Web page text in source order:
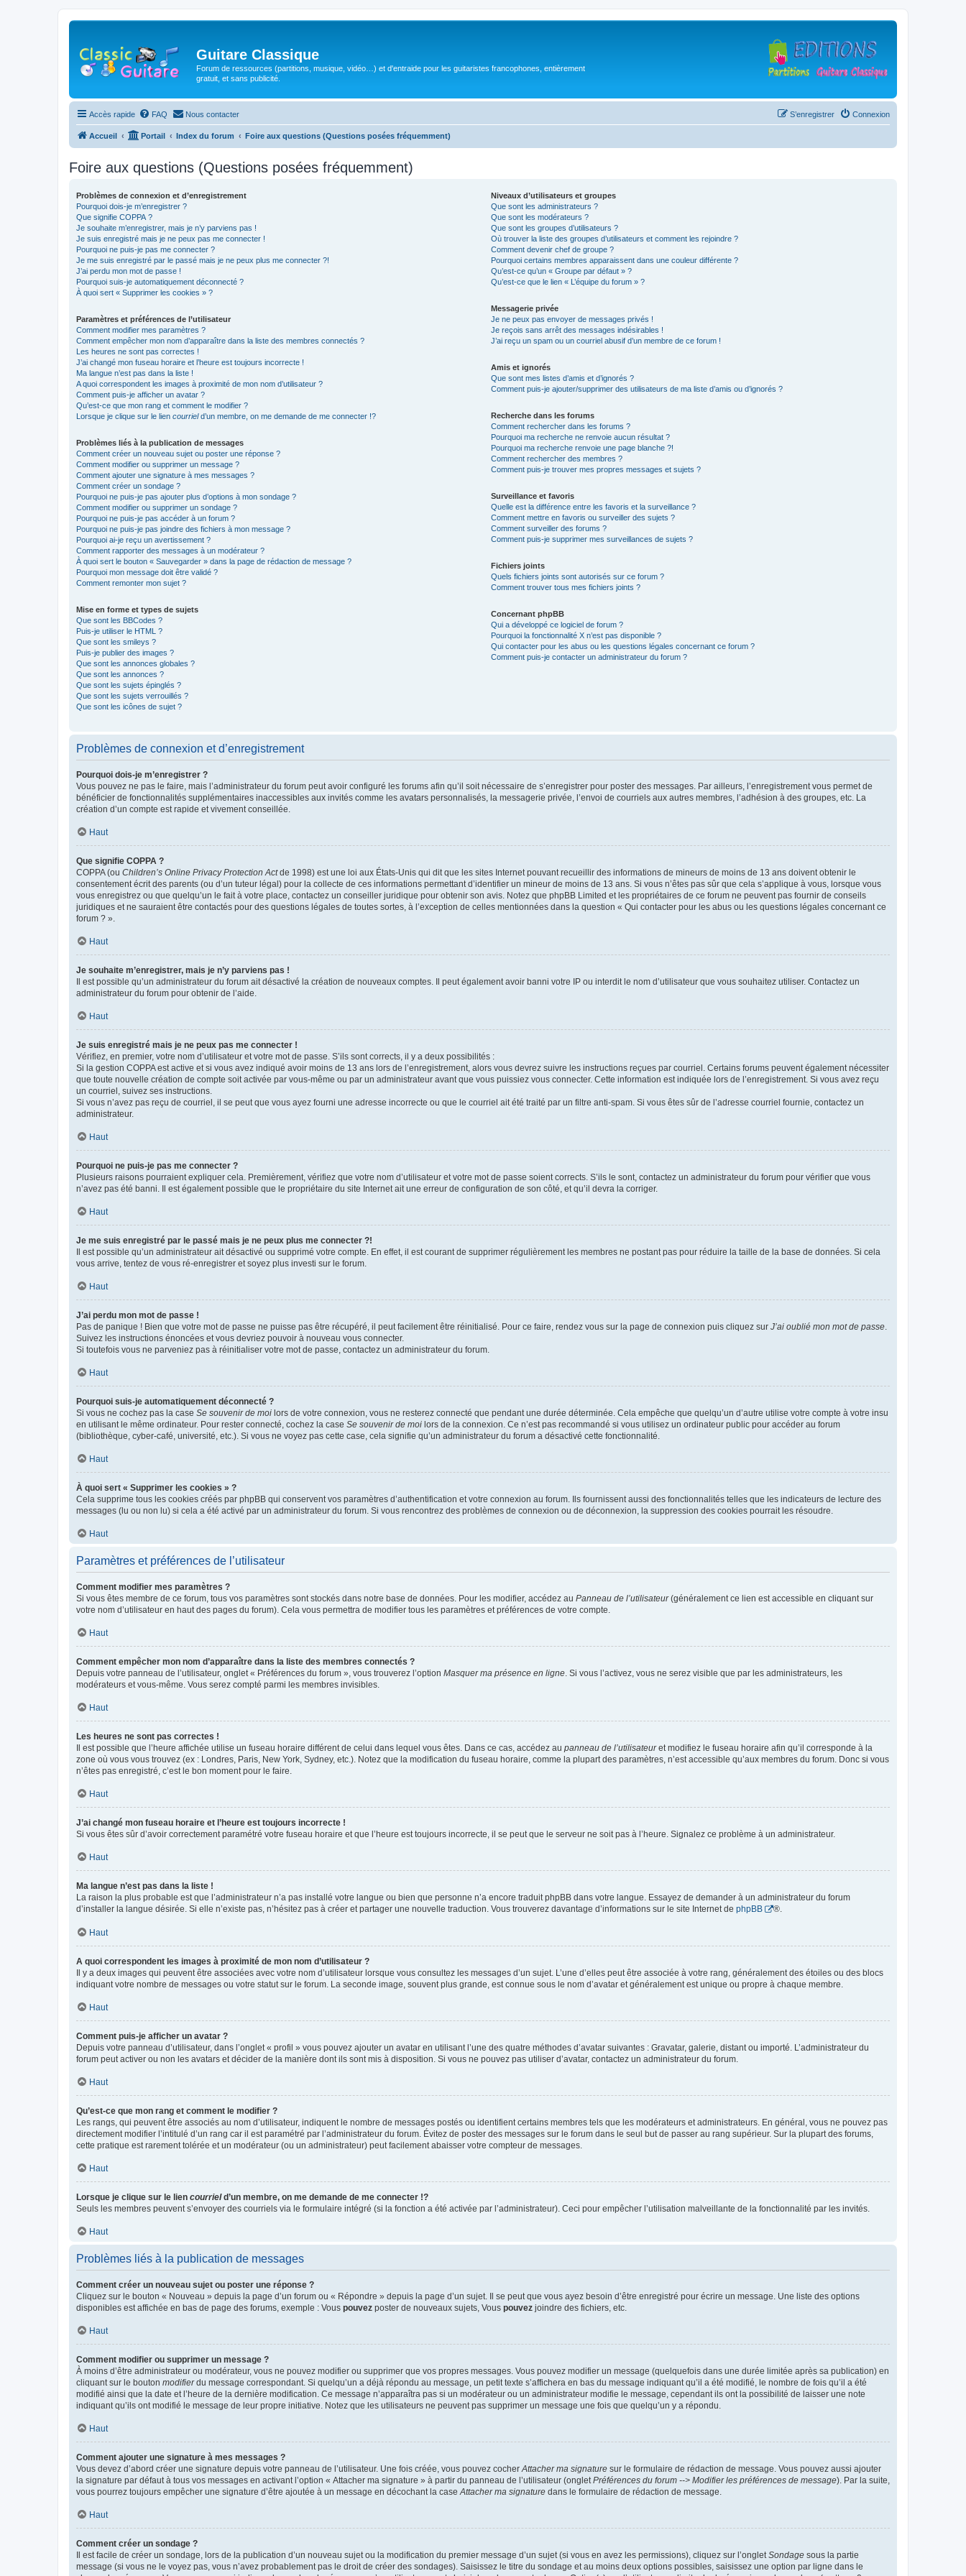
Guitare Classique
Forum de ressources (partitions, musique, vidéo…) et d'entraide pour les guitaristes francophones, entièrement
gratuit, et sans publicité.
Accès rapide FAQ Nous contacter Connexion
S’enregistrer
Accueil Portail Index du forum Foire aux questions (Questions posées fréquemment)
Foire aux questions (Questions posées fréquemment)
Problèmes de connexion et d’enregistrement
Pourquoi dois-je m’enregistrer ?
Que signifie COPPA ?
Je souhaite m’enregistrer, mais je n’y parviens pas !
Je suis enregistré mais je ne peux pas me connecter !
Pourquoi ne puis-je pas me connecter ?
Je me suis enregistré par le passé mais je ne peux plus me connecter ?!
J’ai perdu mon mot de passe !
Pourquoi suis-je automatiquement déconnecté ?
À quoi sert « Supprimer les cookies » ?
Paramètres et préférences de l’utilisateur
Comment modifier mes paramètres ?
Comment empêcher mon nom d’apparaître dans la liste des membres connectés ?
Les heures ne sont pas correctes !
J’ai changé mon fuseau horaire et l’heure est toujours incorrecte !
Ma langue n’est pas dans la liste !
A quoi correspondent les images à proximité de mon nom d’utilisateur ?
Comment puis-je afficher un avatar ?
Qu’est-ce que mon rang et comment le modifier ?
Lorsque je clique sur le lien courrield’un membre, on me demande de me connecter !?
Problèmes liés à la publication de messages
Comment créer un nouveau sujet ou poster une réponse ?
Comment modifier ou supprimer un message ?
Comment ajouter une signature à mes messages ?
Comment créer un sondage ?
Pourquoi ne puis-je pas ajouter plus d’options à mon sondage ?
Comment modifier ou supprimer un sondage ?
Pourquoi ne puis-je pas accéder à un forum ?
Pourquoi ne puis-je pas joindre des fichiers à mon message ?
Pourquoi ai-je reçu un avertissement ?
Comment rapporter des messages à un modérateur ?
À quoi sert le bouton « Sauvegarder » dans la page de rédaction de message ?
Pourquoi mon message doit être validé ?
Comment remonter mon sujet ?
Mise en forme et types de sujets
Que sont les BBCodes ?
Puis-je utiliser le HTML ?
Que sont les smileys ?
Puis-je publier des images ?
Que sont les annonces globales ?
Que sont les annonces ?
Que sont les sujets épinglés ?
Que sont les sujets verrouillés ?
Que sont les icônes de sujet ?
Niveaux d’utilisateurs et groupes
Que sont les administrateurs ?
Que sont les modérateurs ?
Que sont les groupes d’utilisateurs ?
Où trouver la liste des groupes d’utilisateurs et comment les rejoindre ?
Comment devenir chef de groupe ?
Pourquoi certains membres apparaissent dans une couleur différente ?
Qu’est-ce qu’un « Groupe par défaut » ?
Qu’est-ce que le lien « L’équipe du forum » ?
Messagerie privée
Je ne peux pas envoyer de messages privés !
Je reçois sans arrêt des messages indésirables !
J’ai reçu un spam ou un courriel abusif d’un membre de ce forum !
Amis et ignorés
Que sont mes listes d’amis et d’ignorés ?
Comment puis-je ajouter/supprimer des utilisateurs de ma liste d’amis ou d’ignorés ?
Recherche dans les forums
Comment rechercher dans les forums ?
Pourquoi ma recherche ne renvoie aucun résultat ?
Pourquoi ma recherche renvoie une page blanche ?!
Comment rechercher des membres ?
Comment puis-je trouver mes propres messages et sujets ?
Surveillance et favoris
Quelle est la différence entre les favoris et la surveillance ?
Comment mettre en favoris ou surveiller des sujets ?
Comment surveiller des forums ?
Comment puis-je supprimer mes surveillances de sujets ?
Fichiers joints
Quels fichiers joints sont autorisés sur ce forum ?
Comment trouver tous mes fichiers joints ?
Concernant phpBB
Qui a développé ce logiciel de forum ?
Pourquoi la fonctionnalité X n’est pas disponible ?
Qui contacter pour les abus ou les questions légales concernant ce forum ?
Comment puis-je contacter un administrateur du forum ?
Problèmes de connexion et d’enregistrement
Pourquoi dois-je m’enregistrer ?
Vous pouvez ne pas le faire, mais l’administrateur du forum peut avoir configuré les forums afin qu’il soit nécessaire de s’enregistrer pour poster des messages. Par ailleurs, l’enregistrement vous permet de
bénéficier de fonctionnalités supplémentaires inaccessibles aux invités comme les avatars personnalisés, la messagerie privée, l’envoi de courriels aux autres membres, l’adhésion à des groupes, etc. La
création d’un compte est rapide et vivement conseillée.
Haut
Que signifie COPPA ?
COPPA (ou Children’s Online Privacy Protection Actde 1998) est une loi aux États-Unis qui dit que les sites Internet pouvant recueillir des informations de mineurs de moins de 13 ans doivent obtenir le
consentement écrit des parents (ou d’un tuteur légal) pour la collecte de ces informations permettant d’identifier un mineur de moins de 13 ans. Si vous n’êtes pas sûr que cela s’applique à vous, lorsque vous
vous enregistrez ou que quelqu’un le fait à votre place, contactez un conseiller juridique pour obtenir son avis. Notez que phpBB Limited et les propriétaires de ce forum ne peuvent pas fournir de conseils
juridiques et ne sauraient être contactés pour des questions légales de toutes sortes, à l’exception de celles mentionnées dans la question « Qui contacter pour les abus ou les questions légales concernant ce
forum ? ».
Haut
Je souhaite m’enregistrer, mais je n’y parviens pas !
Il est possible qu’un administrateur du forum ait désactivé la création de nouveaux comptes. Il peut également avoir banni votre IP ou interdit le nom d’utilisateur que vous souhaitez utiliser. Contactez un
administrateur du forum pour obtenir de l’aide.
Haut
Je suis enregistré mais je ne peux pas me connecter !
Vérifiez, en premier, votre nom d’utilisateur et votre mot de passe. S’ils sont corrects, il y a deux possibilités :
Si la gestion COPPA est active et si vous avez indiqué avoir moins de 13 ans lors de l’enregistrement, alors vous devrez suivre les instructions reçues par courriel. Certains forums peuvent également nécessiter
que toute nouvelle création de compte soit activée par vous-même ou par un administrateur avant que vous puissiez vous connecter. Cette information est indiquée lors de l’enregistrement. Si vous avez reçu
un courriel, suivez ses instructions.
Si vous n’avez pas reçu de courriel, il se peut que vous ayez fourni une adresse incorrecte ou que le courriel ait été traité par un filtre anti-spam. Si vous êtes sûr de l’adresse courriel fournie, contactez un
administrateur.
Haut
Pourquoi ne puis-je pas me connecter ?
Plusieurs raisons pourraient expliquer cela. Premièrement, vérifiez que votre nom d’utilisateur et votre mot de passe soient corrects. S’ils le sont, contactez un administrateur du forum pour vérifier que vous
n’avez pas été banni. Il est également possible que le propriétaire du site Internet ait une erreur de configuration de son côté, et qu’il devra la corriger.
Haut
Je me suis enregistré par le passé mais je ne peux plus me connecter ?!
Il est possible qu’un administrateur ait désactivé ou supprimé votre compte. En effet, il est courant de supprimer régulièrement les membres ne postant pas pour réduire la taille de la base de données. Si cela
vous arrive, tentez de vous ré-enregistrer et soyez plus investi sur le forum.
Haut
J’ai perdu mon mot de passe !
Pas de panique ! Bien que votre mot de passe ne puisse pas être récupéré, il peut facilement être réinitialisé. Pour ce faire, rendez vous sur la page de connexion puis cliquez sur J’ai oublié mon mot de passe.
Suivez les instructions énoncées et vous devriez pouvoir à nouveau vous connecter.
Si toutefois vous ne parveniez pas à réinitialiser votre mot de passe, contactez un administrateur du forum.
Haut
Pourquoi suis-je automatiquement déconnecté ?
Si vous ne cochez pas la case Se souvenir de moi lors de votre connexion, vous ne resterez connecté que pendant une durée déterminée. Cela empêche que quelqu’un d’autre utilise votre compte à votre insu
en utilisant le même ordinateur. Pour rester connecté, cochez la case Se souvenir de moi lors de la connexion. Ce n’est pas recommandé si vous utilisez un ordinateur public pour accéder au forum
(bibliothèque, cyber-café, université, etc.). Si vous ne voyez pas cette case, cela signifie qu’un administrateur du forum a désactivé cette fonctionnalité.
Haut
À quoi sert « Supprimer les cookies » ?
Cela supprime tous les cookies créés par phpBB qui conservent vos paramètres d’authentification et votre connexion au forum. Ils fournissent aussi des fonctionnalités telles que les indicateurs de lecture des
messages (lu ou non lu) si cela a été activé par un administrateur du forum. Si vous rencontrez des problèmes de connexion ou de déconnexion, la suppression des cookies pourrait les résoudre.
Haut
Paramètres et préférences de l’utilisateur
Comment modifier mes paramètres ?
Si vous êtes membre de ce forum, tous vos paramètres sont stockés dans notre base de données. Pour les modifier, accédez au Panneau de l’utilisateur(généralement ce lien est accessible en cliquant sur
votre nom d’utilisateur en haut des pages du forum). Cela vous permettra de modifier tous les paramètres et préférences de votre compte.
Haut
Comment empêcher mon nom d’apparaître dans la liste des membres connectés ?
Depuis votre panneau de l’utilisateur, onglet « Préférences du forum », vous trouverez l’option Masquer ma présence en ligne. Si vous l’activez, vous ne serez visible que par les administrateurs, les
modérateurs et vous-même. Vous serez compté parmi les membres invisibles.
Haut
Les heures ne sont pas correctes !
Il est possible que l’heure affichée utilise un fuseau horaire différent de celui dans lequel vous êtes. Dans ce cas, accédez au panneau de l’utilisateuret modifiez le fuseau horaire afin qu’il corresponde à la
zone où vous vous trouvez (ex : Londres, Paris, New York, Sydney, etc.). Notez que la modification du fuseau horaire, comme la plupart des paramètres, n’est accessible qu’aux membres du forum. Donc si vous
n’êtes pas enregistré, c’est le bon moment pour le faire.
Haut
J’ai changé mon fuseau horaire et l’heure est toujours incorrecte !
Si vous êtes sûr d’avoir correctement paramétré votre fuseau horaire et que l’heure est toujours incorrecte, il se peut que le serveur ne soit pas à l’heure. Signalez ce problème à un administrateur.
Haut
Ma langue n’est pas dans la liste !
La raison la plus probable est que l’administrateur n’a pas installé votre langue ou bien que personne n’a encore traduit phpBB dans votre langue. Essayez de demander à un administrateur du forum
d’installer la langue désirée. Si elle n’existe pas, n’hésitez pas à créer et partager une nouvelle traduction. Vous trouverez davantage d’informations sur le site Internet de phpBB ®.
Haut
A quoi correspondent les images à proximité de mon nom d’utilisateur ?
Il y a deux images qui peuvent être associées avec votre nom d’utilisateur lorsque vous consultez les messages d’un sujet. L’une d’elles peut être associée à votre rang, généralement des étoiles ou des blocs
indiquant votre nombre de messages ou votre statut sur le forum. La seconde image, souvent plus grande, est connue sous le nom d’avatar et généralement est unique ou propre à chaque membre.
Haut
Comment puis-je afficher un avatar ?
Depuis votre panneau d’utilisateur, dans l’onglet « profil » vous pouvez ajouter un avatar en utilisant l’une des quatre méthodes d’avatar suivantes : Gravatar, galerie, distant ou importé. L’administrateur du
forum peut activer ou non les avatars et décider de la manière dont ils sont mis à disposition. Si vous ne pouvez pas utiliser d’avatar, contactez un administrateur du forum.
Haut
Qu’est-ce que mon rang et comment le modifier ?
Les rangs, qui peuvent être associés au nom d’utilisateur, indiquent le nombre de messages postés ou identifient certains membres tels que les modérateurs et administrateurs. En général, vous ne pouvez pas
directement modifier l’intitulé d’un rang car il est paramétré par l’administrateur du forum. Évitez de poster des messages sur le forum dans le seul but de passer au rang supérieur. Sur la plupart des forums,
cette pratique est rarement tolérée et un modérateur (ou un administrateur) peut facilement abaisser votre compteur de messages.
Haut
Lorsque je clique sur le lien courrield’un membre, on me demande de me connecter !?
Seuls les membres peuvent s’envoyer des courriels via le formulaire intégré (si la fonction a été activée par l’administrateur). Ceci pour empêcher l’utilisation malveillante de la fonctionnalité par les invités.
Haut
Problèmes liés à la publication de messages
Comment créer un nouveau sujet ou poster une réponse ?
Cliquez sur le bouton « Nouveau » depuis la page d’un forum ou « Répondre » depuis la page d’un sujet. Il se peut que vous ayez besoin d’être enregistré pour écrire un message. Une liste des options
disponibles est affichée en bas de page des forums, exemple : Vous pouvez poster de nouveaux sujets, Vous pouvez joindre des fichiers, etc.
Haut
Comment modifier ou supprimer un message ?
À moins d’être administrateur ou modérateur, vous ne pouvez modifier ou supprimer que vos propres messages. Vous pouvez modifier un message (quelquefois dans une durée limitée après sa publication) en
cliquant sur le bouton modifierdu message correspondant. Si quelqu’un a déjà répondu au message, un petit texte s’affichera en bas du message indiquant qu’il a été modifié, le nombre de fois qu’il a été
modifié ainsi que la date et l’heure de la dernière modification. Ce message n’apparaîtra pas si un modérateur ou un administrateur modifie le message, cependant ils ont la possibilité de laisser une note
indiquant qu’ils ont modifié le message de leur propre initiative. Notez que les utilisateurs ne peuvent pas supprimer un message une fois que quelqu’un y a répondu.
Haut
Comment ajouter une signature à mes messages ?
Vous devez d’abord créer une signature depuis votre panneau de l’utilisateur. Une fois créée, vous pouvez cocherAttacher ma signature sur le formulaire de rédaction de message. Vous pouvez aussi ajouter
la signature par défaut à tous vos messages en activant l’option « Attacher ma signature » à partir du panneau de l’utilisateur (ongletPréférences du forum --> Modifier les préférences de message). Par la suite,
vous pourrez toujours empêcher une signature d’être ajoutée à un message en décochant la caseAttacher ma signature dans le formulaire de rédaction de message.
Haut
Comment créer un sondage ?
Il est facile de créer un sondage, lors de la publication d’un nouveau sujet ou la modification du premier message d’un sujet (si vous en avez les permissions), cliquez sur l’ongletSondage sous la partie
message (si vous ne le voyez pas, vous n’avez probablement pas le droit de créer des sondages). Saisissez le titre du sondage et au moins deux options possibles, saisissez une option par ligne dans le